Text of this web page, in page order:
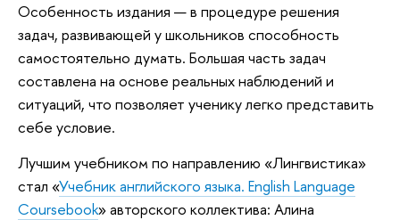
Особенность издания — в процедуре решения
задач, развивающей у школьников способность
самостоятельно думать. Большая часть задач
составлена на основе реальных наблюдений и
ситуаций, что позволяет ученику легко представить
себе условие.
Лучшим учебником по направлению «Лингвистика»
стал «Учебник английского языка. English Language
Coursebook» авторского коллектива: Алина